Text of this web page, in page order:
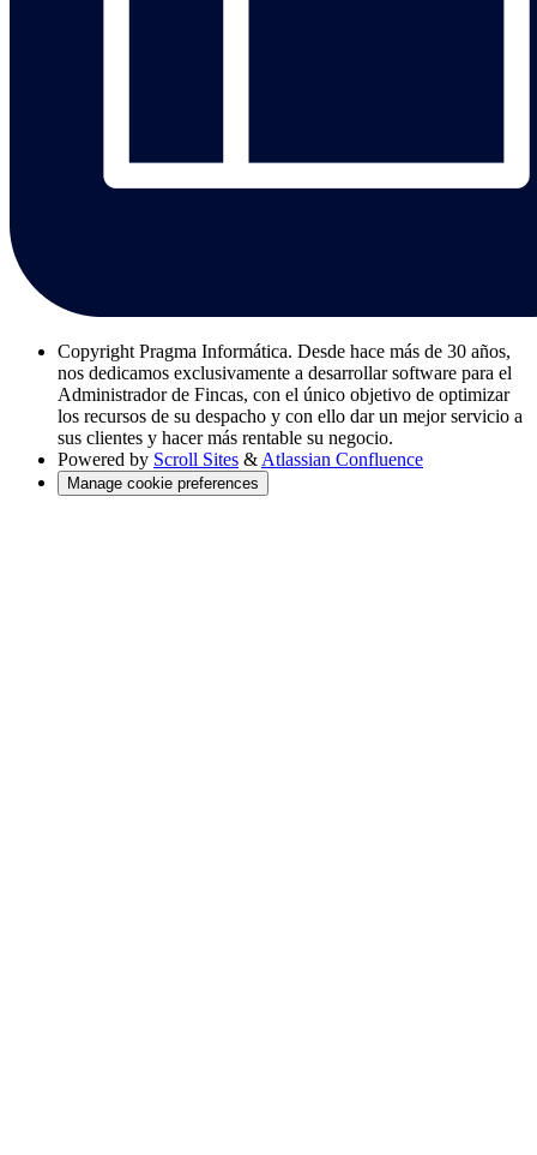
Copyright Pragma Informática. Desde hace más de 30 años,
nos dedicamos exclusivamente a desarrollar software para el
Administrador de Fincas, con el único objetivo de optimizar
los recursos de su despacho y con ello dar un mejor servicio a
sus clientes y hacer más rentable su negocio.
Powered by Scroll Sites & Atlassian Confluence
Manage cookie preferences